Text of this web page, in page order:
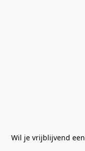
Wil je vrijblijvend